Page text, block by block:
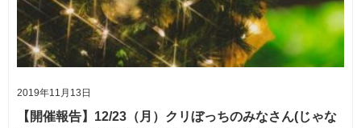
2019年11月13日
【開催報告】12/23（月）クリぼっちのみなさん(じゃな